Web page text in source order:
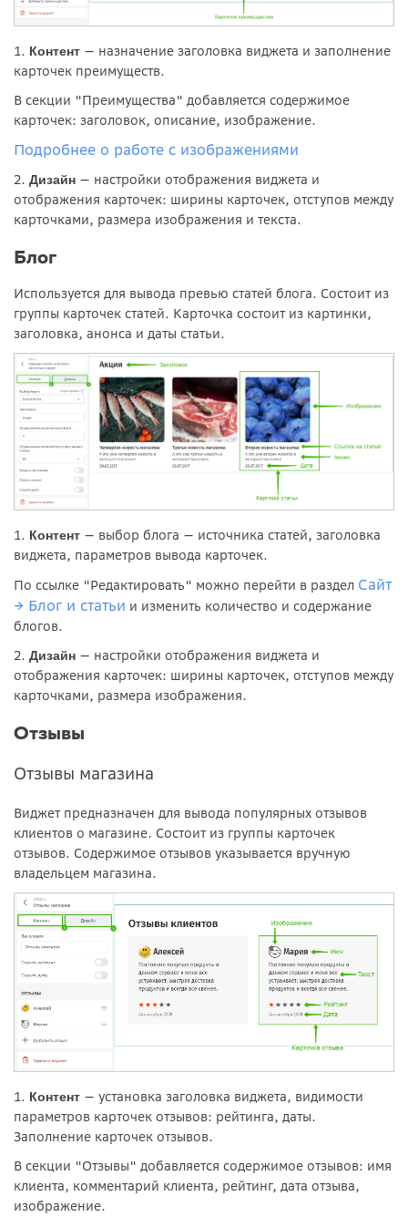
1. Контент — назначение заголовка виджета и заполнение
карточек преимуществ.
В секции "Преимущества" добавляется содержимое
карточек: заголовок, описание, изображение.
Подробнее о работе с изображениями
2. Дизайн — настройки отображения виджета и
отображения карточек: ширины карточек, отступов между
карточками, размера изображения и текста.
Блог
Используется для вывода превью статей блога. Состоит из
группы карточек статей. Карточка состоит из картинки,
заголовка, анонса и даты статьи.
1. Контент — выбор блога — источника статей, заголовка
виджета, параметров вывода карточек.
По ссылке "Редактировать" можно перейти в раздел Сайт
→ Блог и статьи и изменить количество и содержание
блогов.
2. Дизайн — настройки отображения виджета и
отображения карточек: ширины карточек, отступов между
карточками, размера изображения.
Отзывы
Отзывы магазина
Виджет предназначен для вывода популярных отзывов
клиентов о магазине. Состоит из группы карточек
отзывов. Содержимое отзывов указывается вручную
владельцем магазина.
1. Контент — установка заголовка виджета, видимости
параметров карточек отзывов: рейтинга, даты.
Заполнение карточек отзывов.
В секции "Отзывы" добавляется содержимое отзывов: имя
клиента, комментарий клиента, рейтинг, дата отзыва,
изображение.